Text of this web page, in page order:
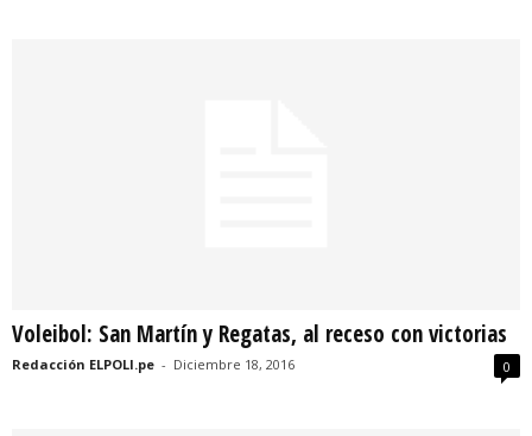
Voleibol: San Martín y Regatas, al receso con victorias
Redacción ELPOLI.pe - Diciembre 18, 2016 0